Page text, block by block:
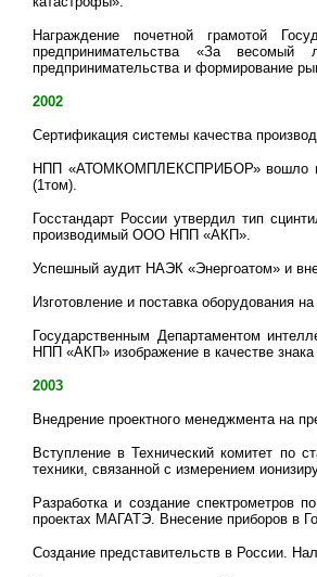
Награждение почетной грамотой
предпринимательства «За весомый
предпринимательства и формирование
2002
Сертификация системы качества
НПП «АТОМКОМПЛЕКСПРИБОР» вошло в
(1том).
Госстандарт России утвердил тип
производимый ООО НПП «АКП».
Успешный аудит НАЭК «Энергоатом» и
Изготовление и поставка оборудования
Государственным Департаментом
НПП «АКП» изображение в качестве
2003
Внедрение проектного менеджмента на
Вступление в Технический комитет по
техники, связанной с измерением
Разработка и создание спектрометров
проектах МАГАТЭ. Внесение приборов в
Создание представительств в России.